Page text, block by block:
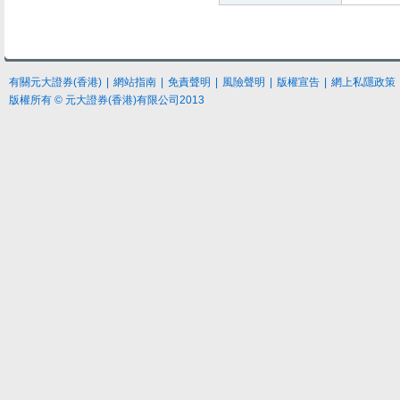
有關元大證券(香港) 網站指南 免責聲明 風險聲明 版權宣告
網上私隱政策
版權所有 © 元大證券(香港)有限公司2013